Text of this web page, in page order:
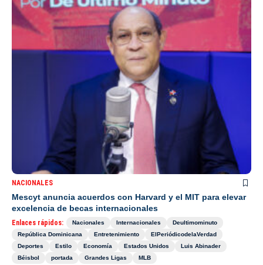
NACIONALES
Mescyt anuncia acuerdos con Harvard y el MIT para elevar
excelencia de becas internacionales
Enlaces rápidos: Nacionales Internacionales
Deultimominuto
República Dominicana
Entretenimiento
ElPeriódicodelaVerdad
Deportes
Estilo Economía Estados Unidos
Luis Abinader
Béisbol
portada Grandes Ligas MLB